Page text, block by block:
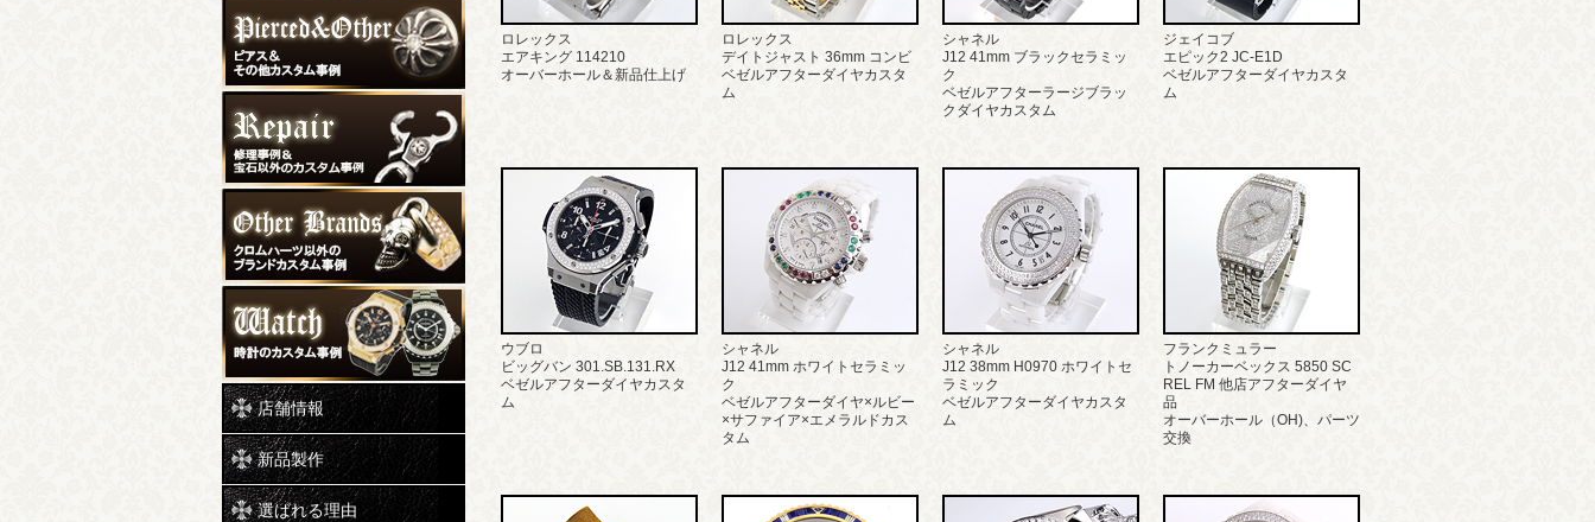
店舗情報
新品製作
選ばれる理由
ロレックス
エアキング 114210
オーバーホール＆新品仕上げ
ロレックス
デイトジャスト 36mm コンビ
ベゼルアフターダイヤカスタ
ム
シャネル
J12 41mm ブラックセラミッ
ク
ベゼルアフターラージブラッ
クダイヤカスタム
ジェイコブ
エピック2 JC-E1D
ベゼルアフターダイヤカスタ
ム
ウブロ
ビッグバン 301.SB.131.RX
ベゼルアフターダイヤカスタ
ム
シャネル
J12 41mm ホワイトセラミッ
ク
ベゼルアフターダイヤ×ルビー
×サファイア×エメラルドカス
タム
シャネル
J12 38mm H0970 ホワイトセ
ラミック
ベゼルアフターダイヤカスタ
ム
フランクミュラー
トノーカーベックス 5850 SC
REL FM 他店アフターダイヤ
品
オーバーホール（OH)、パーツ
交換